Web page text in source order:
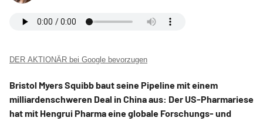
DER AKTIONÄR bei Google bevorzugen
Bristol Myers Squibb baut seine Pipeline mit einem
milliardenschweren Deal in China aus: Der US-Pharmariese
hat mit Hengrui Pharma eine globale Forschungs- und